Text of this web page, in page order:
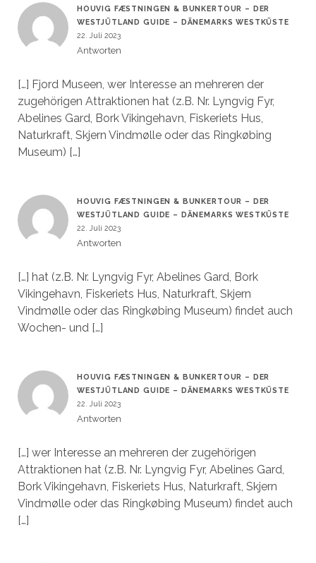
HOUVIG FÆSTNINGEN & BUNKERTOUR – DER
WESTJÜTLAND GUIDE – DÄNEMARKS WESTKÜSTE
22. Juli 2023
Antworten
[…] Fjord Museen, wer Interesse an mehreren der
zugehörigen Attraktionen hat (z.B. Nr. Lyngvig Fyr,
Abelines Gard, Bork Vikingehavn, Fiskeriets Hus,
Naturkraft, Skjern Vindmølle oder das Ringkøbing
Museum) […]
HOUVIG FÆSTNINGEN & BUNKERTOUR – DER
WESTJÜTLAND GUIDE – DÄNEMARKS WESTKÜSTE
22. Juli 2023
Antworten
[…] hat (z.B. Nr. Lyngvig Fyr, Abelines Gard, Bork
Vikingehavn, Fiskeriets Hus, Naturkraft, Skjern
Vindmølle oder das Ringkøbing Museum) findet auch
Wochen- und […]
HOUVIG FÆSTNINGEN & BUNKERTOUR – DER
WESTJÜTLAND GUIDE – DÄNEMARKS WESTKÜSTE
22. Juli 2023
Antworten
[…] wer Interesse an mehreren der zugehörigen
Attraktionen hat (z.B. Nr. Lyngvig Fyr, Abelines Gard,
Bork Vikingehavn, Fiskeriets Hus, Naturkraft, Skjern
Vindmølle oder das Ringkøbing Museum) findet auch
[…]